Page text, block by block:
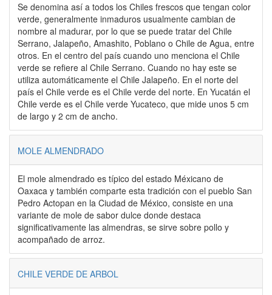
Se denomina así a todos los Chiles frescos que tengan color
verde, generalmente inmaduros usualmente cambian de
nombre al madurar, por lo que se puede tratar del Chile
Serrano, Jalapeño, Amashito, Poblano o Chile de Agua, entre
otros. En el centro del país cuando uno menciona el Chile
verde se refiere al Chile Serrano. Cuando no hay este se
utiliza automáticamente el Chile Jalapeño. En el norte del
país el Chile verde es el Chile verde del norte. En Yucatán el
Chile verde es el Chile verde Yucateco, que mide unos 5 cm
de largo y 2 cm de ancho.
MOLE ALMENDRADO
El mole almendrado es típico del estado Méxicano de
Oaxaca y también comparte esta tradición con el pueblo San
Pedro Actopan en la Ciudad de México, consiste en una
variante de mole de sabor dulce donde destaca
significativamente las almendras, se sirve sobre pollo y
acompañado de arroz.
CHILE VERDE DE ARBOL